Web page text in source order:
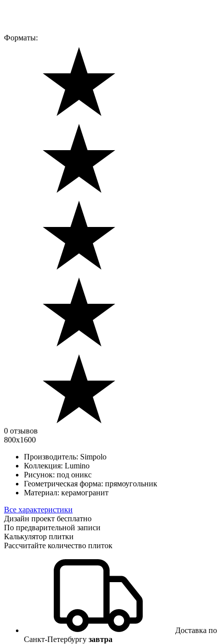
Форматы:
0 отзывов
800х1600
Производитель: Simpolo
Коллекция: Lumino
Рисунок: под оникс
Геометрическая форма: прямоугольник
Материал: керамогранит
Все характеристики
Дизайн проект бесплатно
По предварительной записи
Калькулятор плитки
Рассчитайте количество плиток
Доставка по
Санкт-Петербургу завтра